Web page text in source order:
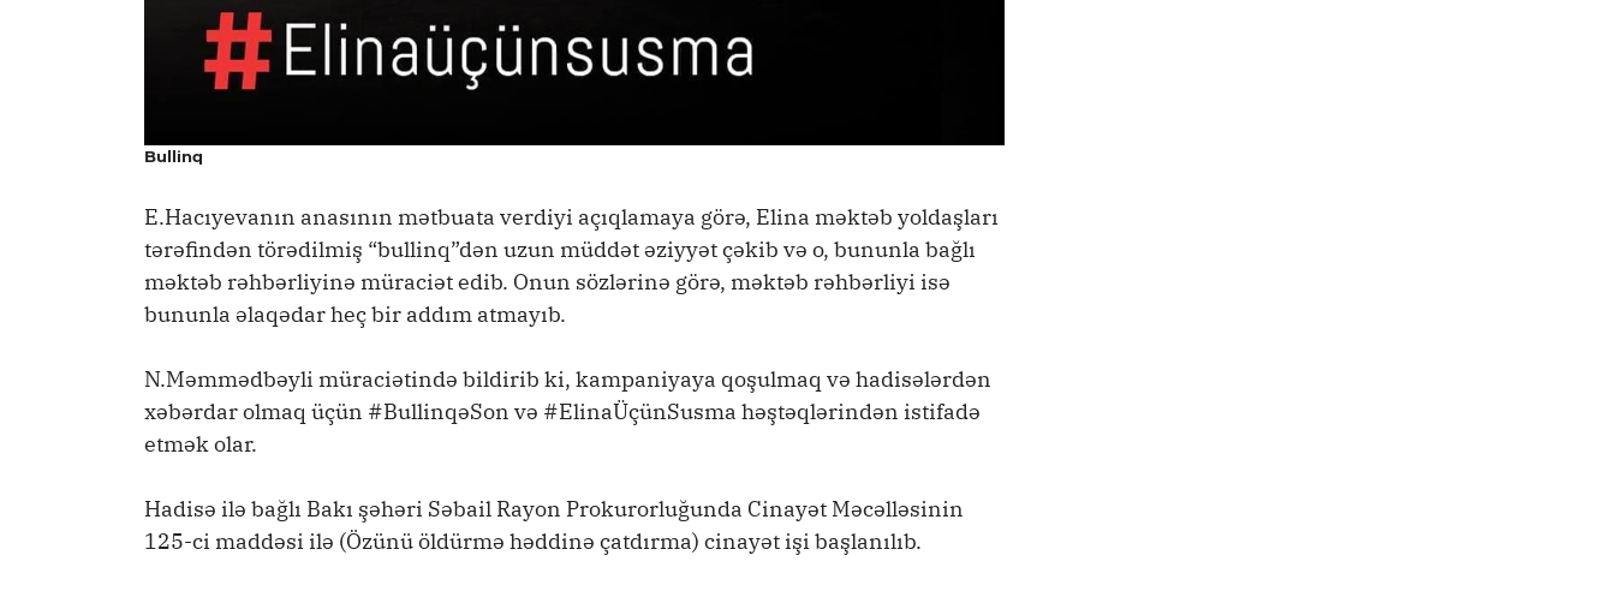
Bullinq
E.Hacıyevanın anasının mətbuata verdiyi açıqlamaya görə, Elina məktəb yoldaşları
tərəfindən törədilmiş “bullinq”dən uzun müddət əziyyət çəkib və o, bununla bağlı
məktəb rəhbərliyinə müraciət edib. Onun sözlərinə görə, məktəb rəhbərliyi isə
bununla əlaqədar heç bir addım atmayıb.
N.Məmmədbəyli müraciətində bildirib ki, kampaniyaya qoşulmaq və hadisələrdən
xəbərdar olmaq üçün #BullinqəSon və #ElinaÜçünSusma həştəqlərindən istifadə
etmək olar.
Hadisə ilə bağlı Bakı şəhəri Səbail Rayon Prokurorluğunda Cinayət Məcəlləsinin
125-ci maddəsi ilə (Özünü öldürmə həddinə çatdırma) cinayət işi başlanılıb.